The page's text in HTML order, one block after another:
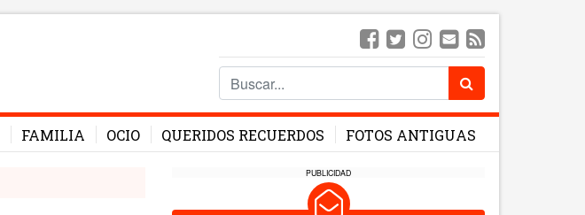
FAMILIA OCIO QUERIDOS RECUERDOS FOTOS ANTIGUAS
PUBLICIDAD